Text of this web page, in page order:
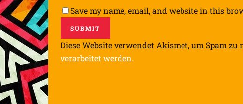
Save my name, email, and website in this
Diese Website verwendet Akismet, um Spam zu
verarbeitet werden.